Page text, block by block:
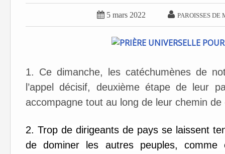
 5 mars 2022  PAROISSES DE
1. Ce dimanche, les catéchumènes de
l’appel décisif, deuxième étape de leur
accompagne tout au long de leur chemin
2. Trop de dirigeants de pays se laissent
de dominer les autres peuples, comme